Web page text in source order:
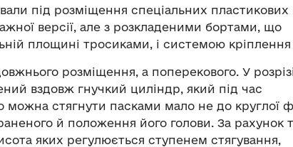
під розміщення спеціальних
версії, але з розкладеними бортами, що
площині тросиками, і системою
розміщення, а поперекового. У
вздовж гнучкий циліндр, який під час
можна стягнути пасками мало не до круглої
й положення його голови. За рахунок
яких регулюється ступенем стягування,